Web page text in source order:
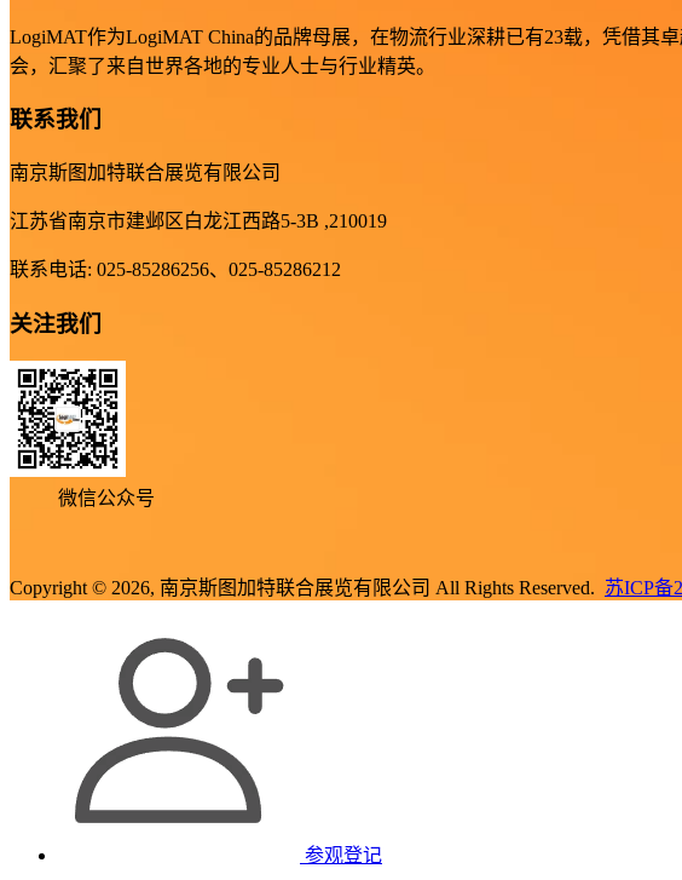
LogiMAT作为LogiMAT China的品牌母展，在物流行业深耕已有23载，凭借
会，汇聚了来自世界各地的专业人士与行业精英。
联系我们
南京斯图加特联合展览有限公司
江苏省南京市建邺区白龙江西路5-3B ,210019
联系电话: 025-85286256、025-85286212
关注我们
微信公众号
Copyright © 2026, 南京斯图加特联合展览有限公司 All Rights Reserved. 苏ICP备
参观登记